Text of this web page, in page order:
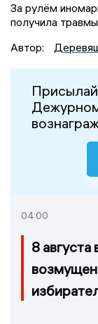
За рулём
получила
Автор:
04:00
8